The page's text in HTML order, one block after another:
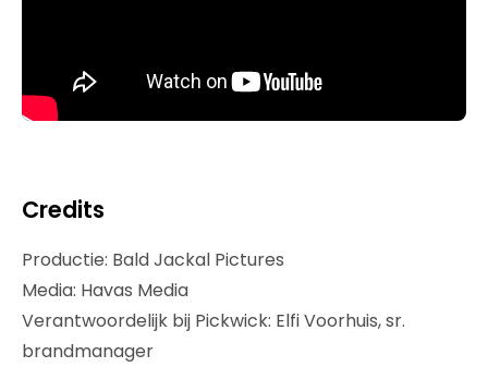
Credits
Productie: Bald Jackal Pictures
Media: Havas Media
Verantwoordelijk bij Pickwick: Elfi Voorhuis, sr.
brandmanager